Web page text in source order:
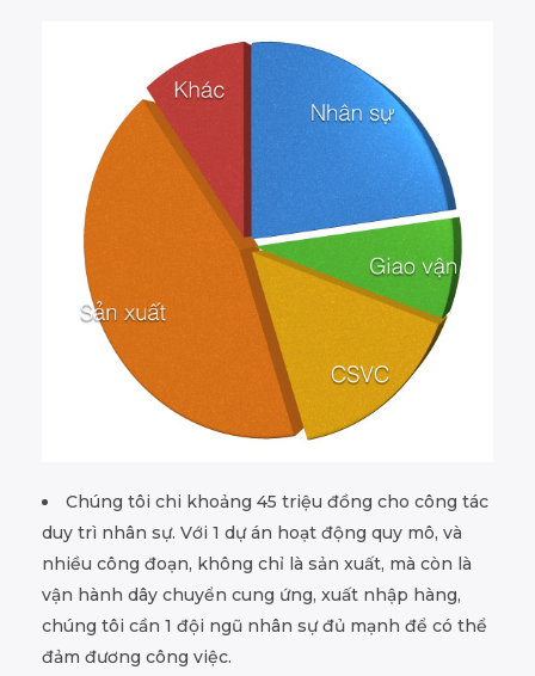
Chúng tôi chi khoảng 45 triệu đồng cho công tác
duy trì nhân sự. Với 1 dự án hoạt động quy mô, và
nhiều công đoạn, không chỉ là sản xuất, mà còn là
vận hành dây chuyển cung ứng, xuất nhập hàng,
chúng tôi cần 1 đội ngũ nhân sự đủ mạnh để có thể
đảm đương công việc.